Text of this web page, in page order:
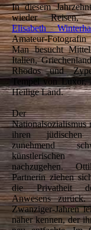
In diesem
wieder Reisen,
Elisabeth
Amateur-
Man besucht
Italien,
Rhodos und
Tempel von Luxor,
Heilige Land.
Der
Nationalsozialismus
ihren jüdischen
zunehmend
nachzugehen.
Partnerin ziehen
die Privatheit
Anwesens
Zwanziger-Jahren
näher kennen, der